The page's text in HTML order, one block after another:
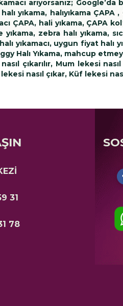
arıyorsanız;
yıkama, halıyıkama
ÇAPA, hali yıkama, ÇAPA
yıkama, zebra halı yıkama,
yıkamacı, uygun fiyat halı
Halı Yıkama, mahcup
çıkarılır, Mum lekesi
nasıl çıkar, Küf lekesi
31
78